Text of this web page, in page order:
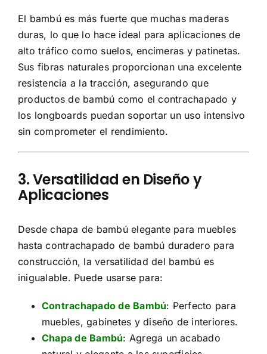
El bambú es más fuerte que muchas maderas
duras, lo que lo hace ideal para aplicaciones de
alto tráfico como suelos, encimeras y patinetas.
Sus fibras naturales proporcionan una excelente
resistencia a la tracción, asegurando que
productos de bambú como el contrachapado y
los longboards puedan soportar un uso intensivo
sin comprometer el rendimiento.
3. Versatilidad en Diseño y
Aplicaciones
Desde chapa de bambú elegante para muebles
hasta contrachapado de bambú duradero para
construcción, la versatilidad del bambú es
inigualable. Puede usarse para:
Contrachapado de Bambú: Perfecto para
muebles, gabinetes y diseño de interiores.
Chapa de Bambú: Agrega un acabado